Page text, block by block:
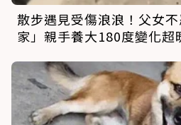
散步遇見受傷浪浪！父女
家」親手養大180度變化超